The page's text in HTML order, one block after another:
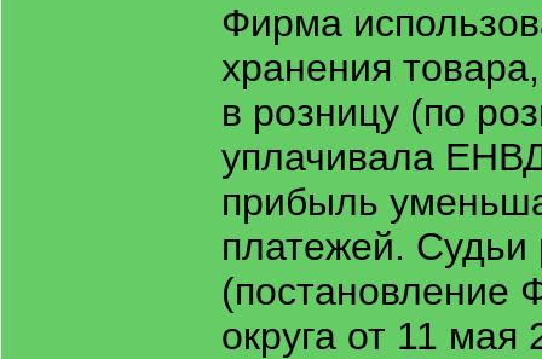
Фирма
хранения
в розницу (по
уплачивала
прибыль
платежей.
(постановление
округа от 11